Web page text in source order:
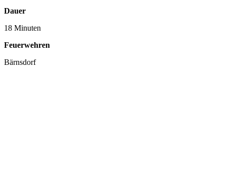
Dauer
18 Minuten
Feuerwehren
Bärnsdorf